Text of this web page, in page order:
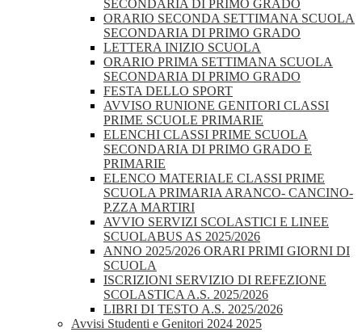
SECONDARIA DI PRIMO GRADO
ORARIO SECONDA SETTIMANA SCUOLA
SECONDARIA DI PRIMO GRADO
LETTERA INIZIO SCUOLA
ORARIO PRIMA SETTIMANA SCUOLA
SECONDARIA DI PRIMO GRADO
FESTA DELLO SPORT
AVVISO RUNIONE GENITORI CLASSI
PRIME SCUOLE PRIMARIE
ELENCHI CLASSI PRIME SCUOLA
SECONDARIA DI PRIMO GRADO E
PRIMARIE
ELENCO MATERIALE CLASSI PRIME
SCUOLA PRIMARIA ARANCO- CANCINO-
P.ZZA MARTIRI
AVVIO SERVIZI SCOLASTICI E LINEE
SCUOLABUS AS 2025/2026
ANNO 2025/2026 ORARI PRIMI GIORNI DI
SCUOLA
ISCRIZIONI SERVIZIO DI REFEZIONE
SCOLASTICA A.S. 2025/2026
LIBRI DI TESTO A.S. 2025/2026
Avvisi Studenti e Genitori 2024 2025